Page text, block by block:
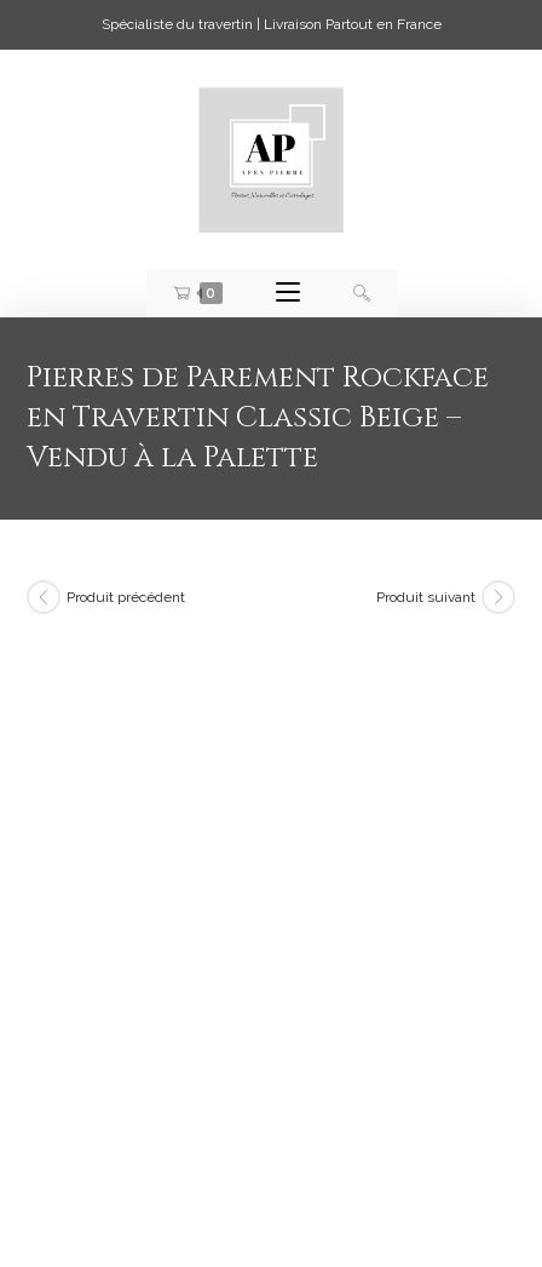
Spécialiste du travertin | Livraison Partout en France
0
Pierres de Parement Rockface
en Travertin Classic Beige –
Vendu à la Palette
Produit précédent Produit suivant